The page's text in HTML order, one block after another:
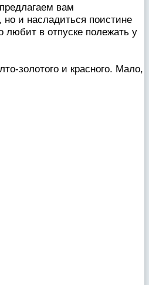
вам
и насладиться поистине
в отпуске полежать у
золотого и красного. Мало,